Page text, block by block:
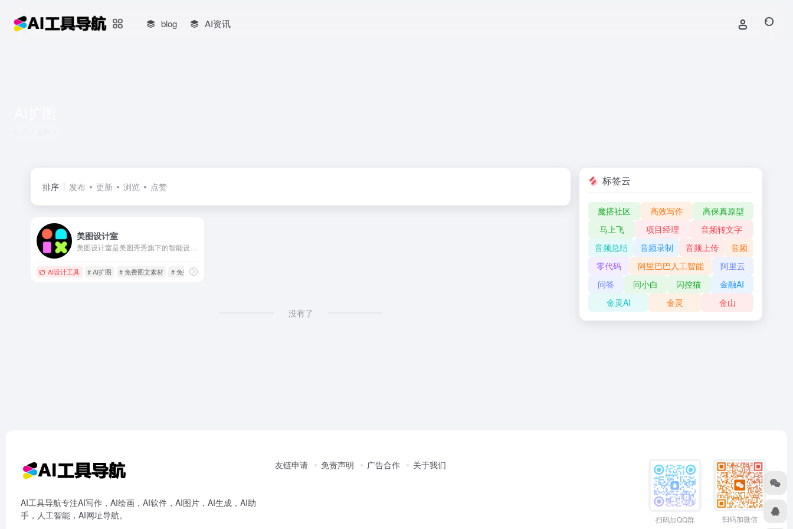
blog AI资讯
排序 发布 更新 浏览 点赞
美图设计室
AI设计工具 # AI扩图 # 免费图文素材 # 免费海报设计
没有了
标签云
魔搭社区 高效写作
高保真原型
马上飞
项目经理
音频转文字
音频总结
音频录制 音频上传
音频
零代码
阿里巴巴人工智能
阿里云
问答
问小白 闪控猫
金融AI
金灵AI
金灵 金山
AI工具导航专注AI写作，AI绘画，AI软件，AI图片，AI生成，AI助
手，人工智能，AI网址导航。
友链申请 免责声明 广告合作 关于我们
扫码加QQ群 扫码加微信